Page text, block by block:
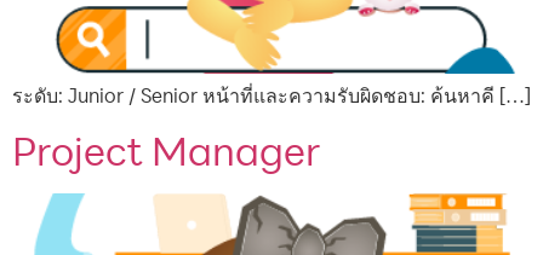
ระดับ: Junior / Senior หน้าที่และความรับผิดชอบ: ค้นหาคี […]
Project Manager